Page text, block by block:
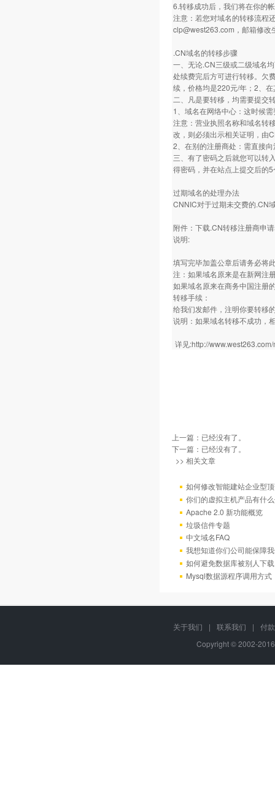
6.转移成功后，我们将在你的
注意：若您对域名的转移流程
clp@west263.com，邮箱修改
.CN域名的转移步骤
一、无论.CN三级或二级域名
处续费完后方可进行转移。欠
续，价格均是220元/年；2、
二、凡是要转移，均需要提交
1、域名在网络中心：这时候
注意：营业执照名称和域名转
改，则必须出示相关证明，由
2、在别的注册商处：需直接
三、有了密码之后就您可以转
得密码，并在站点上提交后的
过期域名的处理办法
CNNIC对于过期未交费的.CN
附件：下载.CN转移注册商申
说明:
填写完毕加盖公章后请务必将
注：如果域名原来是在新网注
如果域名原来在商务中国注册
转移手续：
给我们发邮件，注明你要转移
说明：如果域名转移不成功，
详见:http://
上一篇：已经没有了。
下一篇：已经没有了。
>> 相关文章
如何修改智能建站企业型
你们的虚拟主机产品有什
Apache 2.0 新功能概览
垃圾信件专题
中文域名FAQ
我想知道你们公司能保障
如何避免数据库被别人下
Mysql数据源程序调用方
关于我们 | 联系我们 |
付
Copyright © 2002-